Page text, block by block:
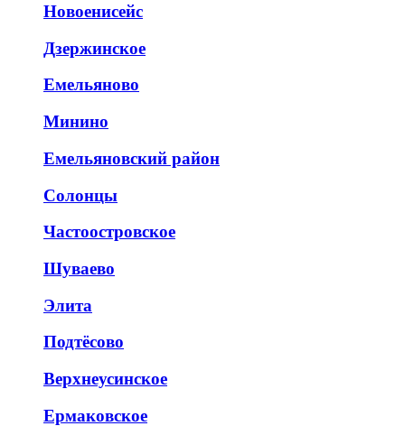
Новоенисейс
Дзержинское
Емельяново
Минино
Емельяновский район
Солонцы
Частоостровское
Шуваево
Элита
Подтёсово
Верхнеусинское
Ермаковское